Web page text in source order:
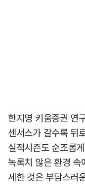
한지영 키움증권 연
센서스가 갈수록 뒤
실적시즌도 순조롭
녹록치 않은 환경
세한 것은 부담스러